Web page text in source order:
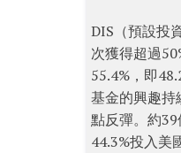
DIS（預設投
次獲得超過
55.4%，即
基金的興趣持
點反彈。約
44.3%投入美